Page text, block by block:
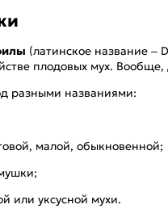
(латинское название –
плодовых мух. Вообще,
разными названиями:
малой, обыкновенной;
или уксусной мухи.